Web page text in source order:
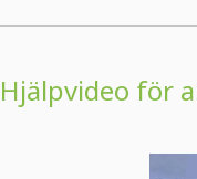
Hjälpvideo för